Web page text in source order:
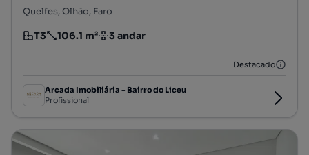
Quelfes, Olhão, Faro
Tipologia
T3
Preço por metro quadrado
106.1 m²
Andar 3 andar
Destacado
Arcada Imobiliária - Bairro do Liceu
Profissional